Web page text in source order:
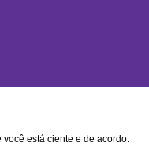
está ciente e de acordo.